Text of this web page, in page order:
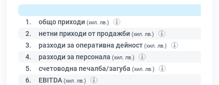
1. общо приходи (хил. лв.)
2. нетни приходи от продажби (хил. лв.)
3. разходи за оперативна дейност (хил. лв.)
4. разходи за персонала (хил. лв.)
5. счетоводна печалба/загуба (хил. лв.)
6. EBITDA (хил. лв.)